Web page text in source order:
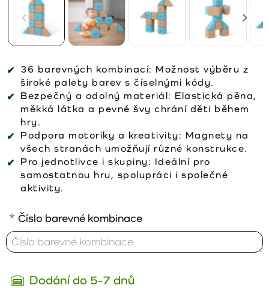
36 barevných kombinací: Možnost výběru z
široké palety barev s číselnými kódy.
Bezpečný a odolný materiál: Elastická pěna,
měkká látka a pevné švy chrání děti během
hry.
Podpora motoriky a kreativity: Magnety na
všech stranách umožňují různé konstrukce.
Pro jednotlivce i skupiny: Ideální pro
samostatnou hru, spolupráci i společné
aktivity.
Dodání do 5-7 dnů
Číslo barevné kombinace